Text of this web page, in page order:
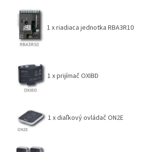
1 x riadiaca jednotka RBA3R10
1 x prijímač OXIBD
1 x diaľkový ovládač ON2E